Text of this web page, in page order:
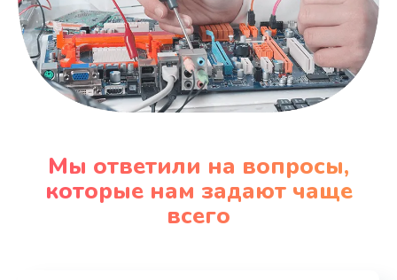
Мы ответили на вопросы,
которые нам задают чаще
всего